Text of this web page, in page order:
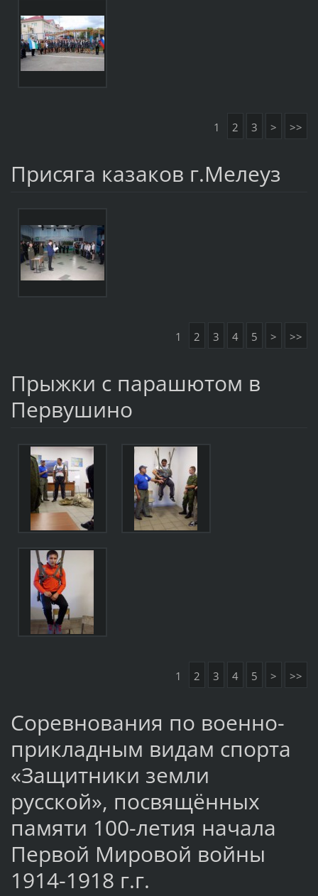
1 2 3 > >>
Присяга казаков г.Мелеуз
1 2 3 4 5 > >>
Прыжки с парашютом в
Первушино
1 2 3 4 5 > >>
Соревнования по военно-
прикладным видам спорта
«Защитники земли
русской», посвящённых
памяти 100-летия начала
Первой Мировой войны
1914-1918 г.г.